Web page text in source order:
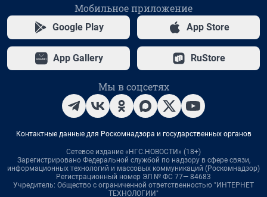
Мобильное приложение
Google Play App Store
App Gallery RuStore
Мы в соцсетях
Контактные данные для Роскомнадзора и государственных органов
Сетевое издание «НГС.НОВОСТИ» (18+)
Зарегистрировано Федеральной службой по надзору в сфере связи,
информационных технологий и массовых коммуникаций (Роскомнадзор)
Регистрационный номер ЭЛ № ФС 77— 84683
Учредитель: Общество с ограниченной ответственностью "ИНТЕРНЕТ
ТЕХНОЛОГИИ"